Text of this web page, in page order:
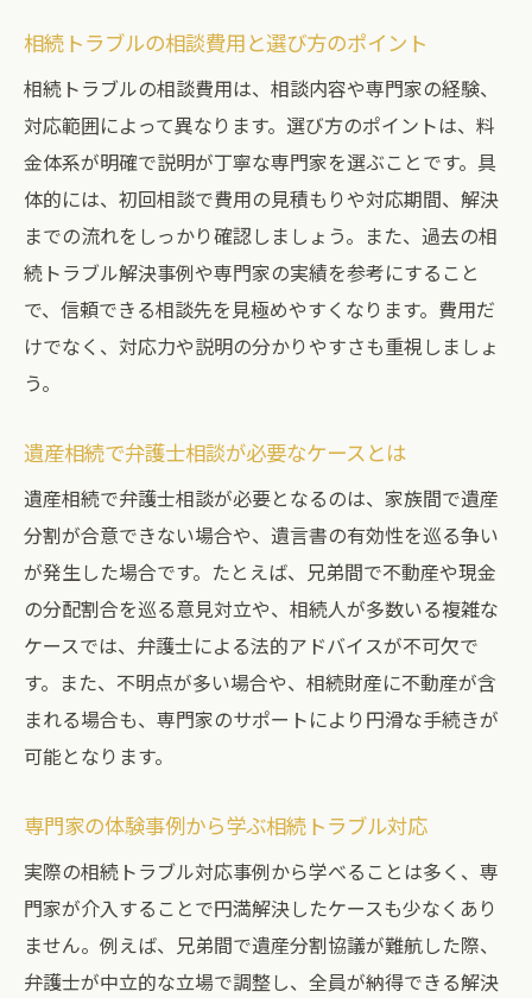
相続トラブルの相談費用と選び方のポイント
相続トラブルの相談費用は、相談内容や専門家の経験、
対応範囲によって異なります。選び方のポイントは、料
金体系が明確で説明が丁寧な専門家を選ぶことです。具
体的には、初回相談で費用の見積もりや対応期間、解決
までの流れをしっかり確認しましょう。また、過去の相
続トラブル解決事例や専門家の実績を参考にすること
で、信頼できる相談先を見極めやすくなります。費用だ
けでなく、対応力や説明の分かりやすさも重視しましょ
う。
遺産相続で弁護士相談が必要なケースとは
遺産相続で弁護士相談が必要となるのは、家族間で遺産
分割が合意できない場合や、遺言書の有効性を巡る争い
が発生した場合です。たとえば、兄弟間で不動産や現金
の分配割合を巡る意見対立や、相続人が多数いる複雑な
ケースでは、弁護士による法的アドバイスが不可欠で
す。また、不明点が多い場合や、相続財産に不動産が含
まれる場合も、専門家のサポートにより円滑な手続きが
可能となります。
専門家の体験事例から学ぶ相続トラブル対応
実際の相続トラブル対応事例から学べることは多く、専
門家が介入することで円満解決したケースも少なくあり
ません。例えば、兄弟間で遺産分割協議が難航した際、
弁護士が中立的な立場で調整し、全員が納得できる解決